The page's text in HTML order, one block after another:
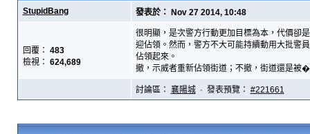
StupidBang 發表於： Nov 27 2014, 10:48
回覆： 483
檢視： 624,689
很明顯，是次警方行動更加目標為本，代價卻
迎佔領。然而，警方不大可能持續動用大批警
佔領起來。
撤，示威者重新佔領街道；不撤，街道還是被
討論區： 襄陽城· 發表預覽： #221661